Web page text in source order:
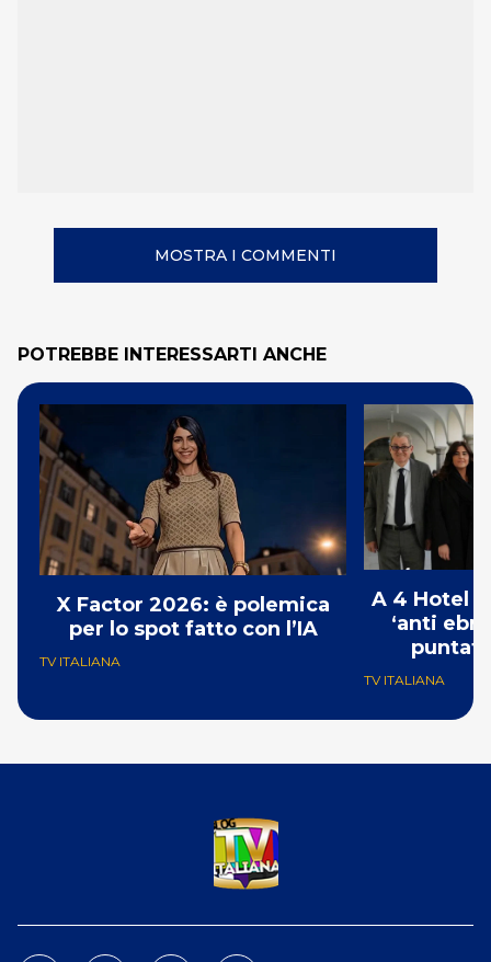
MOSTRA I COMMENTI
POTREBBE INTERESSARTI ANCHE
X Factor 2026: è polemica
per lo spot fatto con l’IA
TV ITALIANA
A 4 Hotel
‘anti
TV ITALIANA